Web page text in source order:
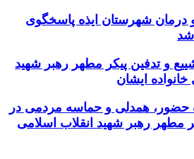
شهرستان ایذه پاسخگوی
و تدفین پیکر مطهر رهبر شهید
ایشان
همدلی و حماسه مردمی در
مطهر رهبر شهید انقلاب اسلامی